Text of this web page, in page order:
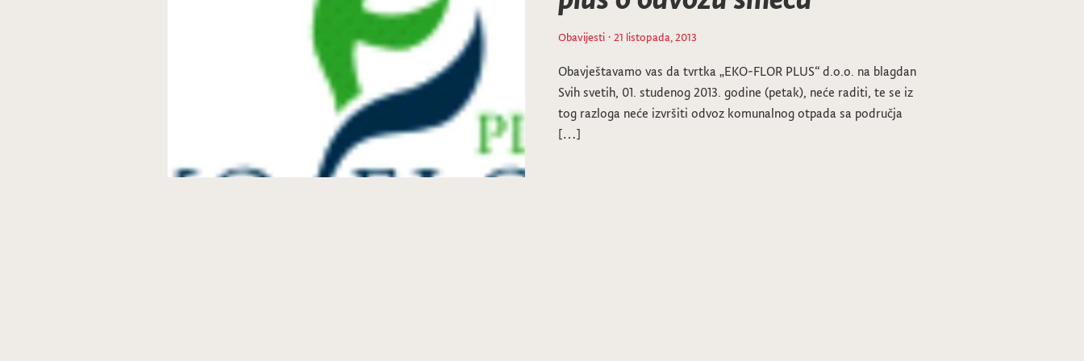
Obavijesti · 21 listopada, 2013
Obavještavamo vas da tvrtka „EKO-FLOR PLUS“ d.o.o. na blagdan
Svih svetih, 01. studenog 2013. godine (petak), neće raditi, te se iz
tog razloga neće izvršiti odvoz komunalnog otpada sa područja
[…]